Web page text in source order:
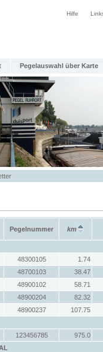
Hilfe
Pegelauswahl über Karte
Pegelnummer km
48300105
1.74
48700103
38.47
48900102
58.71
48900204
82.32
48900237
107.75
123456785
975.0